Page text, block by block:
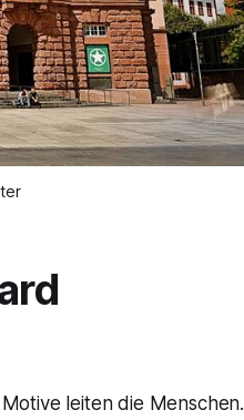
leiten die Menschen.